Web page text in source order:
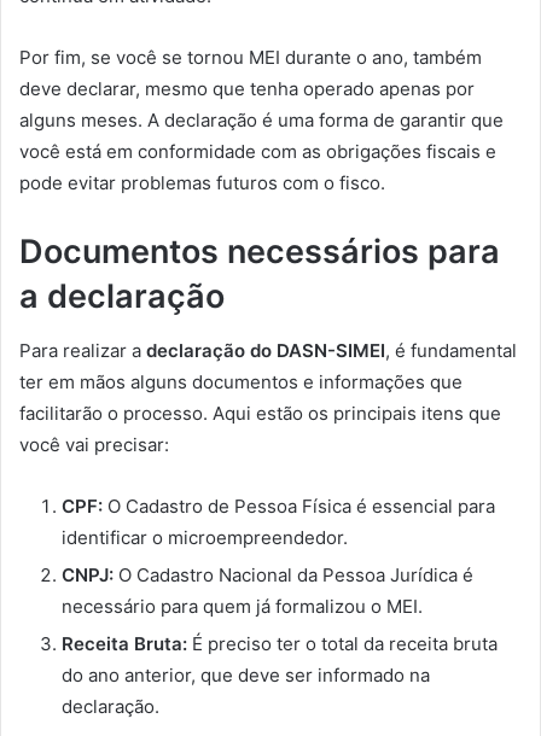
Por fim, se você se tornou MEI durante o ano, também
deve declarar, mesmo que tenha operado apenas por
alguns meses. A declaração é uma forma de garantir que
você está em conformidade com as obrigações fiscais e
pode evitar problemas futuros com o fisco.
Documentos necessários para
a declaração
Para realizar a declaração do DASN-SIMEI, é fundamental
ter em mãos alguns documentos e informações que
facilitarão o processo. Aqui estão os principais itens que
você vai precisar:
CPF: O Cadastro de Pessoa Física é essencial para
identificar o microempreendedor.
CNPJ: O Cadastro Nacional da Pessoa Jurídica é
necessário para quem já formalizou o MEI.
Receita Bruta: É preciso ter o total da receita bruta
do ano anterior, que deve ser informado na
declaração.